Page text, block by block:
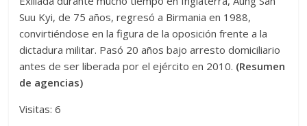
Suu Kyi, de 75 años, regresó a Birmania en 1988,
convirtiéndose en la figura de la oposición frente a la
dictadura militar. Pasó 20 años bajo arresto domiciliario
antes de ser liberada por el ejército en 2010. (Resumen
de agencias)
Visitas: 6